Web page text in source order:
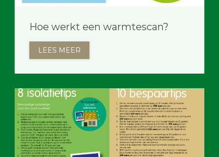
Hoe werkt een warmtescan?
LEES MEER